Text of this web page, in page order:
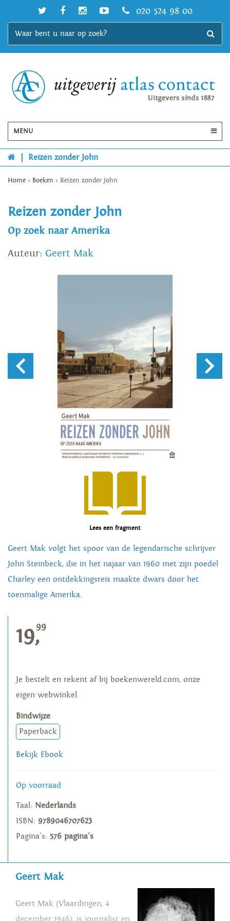
020 524 98 00
MENU
Reizen zonder John
Home > Boeken > Reizen zonder John
Reizen zonder John
Op zoek naar Amerika
Auteur: Geert Mak
Lees een fragment
Geert Mak volgt het spoor van de legendarische schrijver
John Steinbeck, die in het najaar van 1960 met zijn poedel
Charley een ontdekkingsreis maakte dwars door het
toenmalige Amerika.
19,99
Je bestelt en rekent af bij boekenwereld.com, onze
eigen webwinkel.
Bindwijze
Paperback
Bekijk Ebook
Op voorraad
Taal: Nederlands
ISBN: 9789046707623
Pagina's: 576 pagina's
Geert Mak
Geert Mak (Vlaardingen, 4